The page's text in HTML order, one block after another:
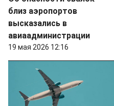
близ аэропортов
высказались в
авиаадминистрации
19 мая 2026 12:16